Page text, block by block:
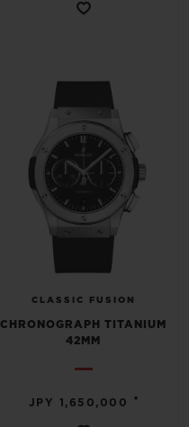
CLASSIC FUSION
CHRONOGRAPH TITANIUM
42MM
JPY 1,650,000 •
НАЙТИ БУТИК